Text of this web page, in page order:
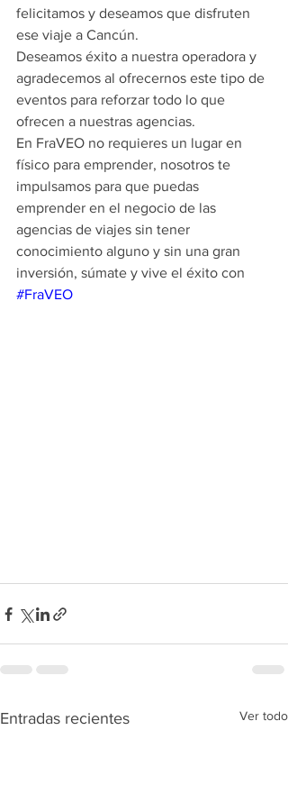
felicitamos y deseamos que disfruten
ese viaje a Cancún.
Deseamos éxito a nuestra operadora y
agradecemos al ofrecernos este tipo de
eventos para reforzar todo lo que
ofrecen a nuestras agencias.
En FraVEO no requieres un lugar en
físico para emprender, nosotros te
impulsamos para que puedas
emprender en el negocio de las
agencias de viajes sin tener
conocimiento alguno y sin una gran
inversión, súmate y vive el éxito con
#FraVEO
Entradas recientes Ver todo